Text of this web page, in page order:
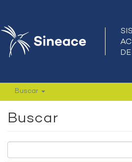
Buscar
Buscar